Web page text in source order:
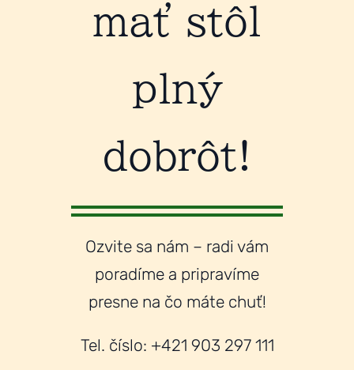
mať stôl
plný
dobrôt!
Ozvite sa nám – radi vám
poradíme a pripravíme
presne na čo máte chuť!
Tel. číslo: +421 903 297 111